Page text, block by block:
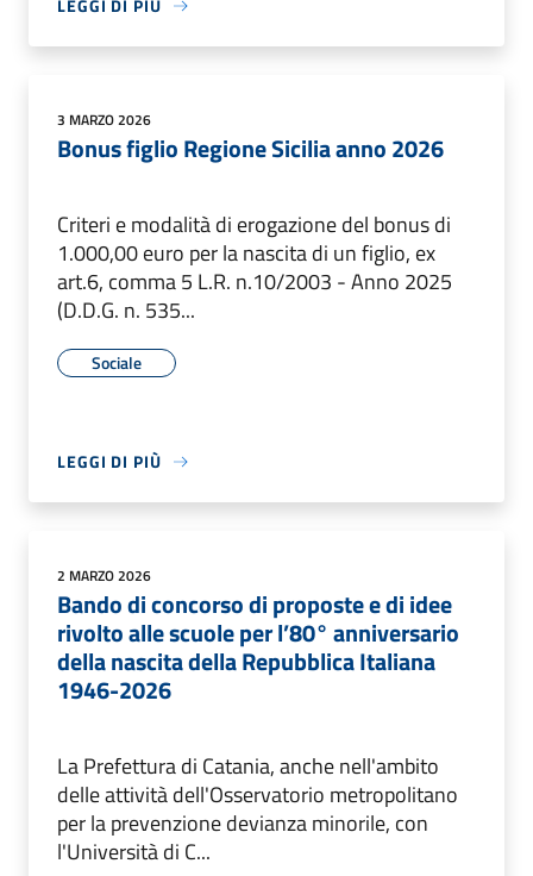
LEGGI DI PIÙ
3 MARZO 2026
Bonus figlio Regione Sicilia anno 2026
Criteri e modalità di erogazione del bonus di
1.000,00 euro per la nascita di un figlio, ex
art.6, comma 5 L.R. n.10/2003 - Anno 2025
(D.D.G. n. 535...
Sociale
LEGGI DI PIÙ
2 MARZO 2026
Bando di concorso di proposte e di idee
rivolto alle scuole per l’80° anniversario
della nascita della Repubblica Italiana
1946-2026
La Prefettura di Catania, anche nell'ambito
delle attività dell'Osservatorio metropolitano
per la prevenzione devianza minorile, con
l'Università di C...